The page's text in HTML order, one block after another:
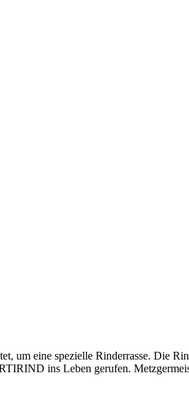
eine spezielle Rinderrasse. Die
ins Leben gerufen.